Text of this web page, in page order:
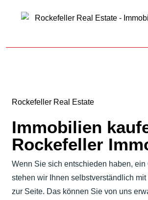
Rockefeller Real Estate
Immobilien
Rockefeller
Wenn Sie sich entschieden haben, ein
stehen wir Ihnen selbstverständlich
zur Seite. Das können Sie von uns